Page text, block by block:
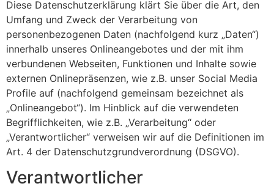
Diese Datenschutzerklärung klärt Sie über die Art, den
Umfang und Zweck der Verarbeitung von
personenbezogenen Daten (nachfolgend kurz „Daten“)
innerhalb unseres Onlineangebotes und der mit ihm
verbundenen Webseiten, Funktionen und Inhalte sowie
externen Onlinepräsenzen, wie z.B. unser Social Media
Profile auf (nachfolgend gemeinsam bezeichnet als
„Onlineangebot“). Im Hinblick auf die verwendeten
Begrifflichkeiten, wie z.B. „Verarbeitung“ oder
„Verantwortlicher“ verweisen wir auf die Definitionen im
Art. 4 der Datenschutzgrundverordnung (DSGVO).
Verantwortlicher